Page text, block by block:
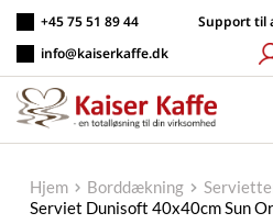
indhold
+45 75 51 89 44
info@kaiserkaffe.dk
Support til
Hjem Borddækning
Serviet Dunisoft 40x40cm Sun